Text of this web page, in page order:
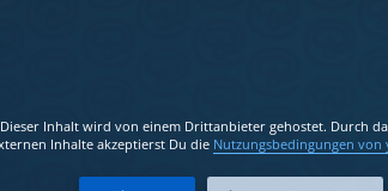
Dieser Inhalt wird von einem Drittanbieter gehostet. Durch
Inhalte akzeptierst Du die Nutzungsbedingungen von